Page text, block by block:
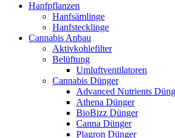
Hanfpflanzen
Hanfsämlinge
Hanfstecklinge
Cannabis Anbau
Aktivkohlefilter
Belüftung
Umluftventilatoren
Cannabis Dünger
Advanced Nutrients
Athena Dünger
BioBizz Dünger
Canna Dünger
Plagron Dünger